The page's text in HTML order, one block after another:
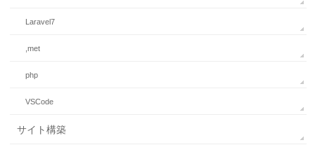
Laravel7
,met
php
VSCode
サイト構築